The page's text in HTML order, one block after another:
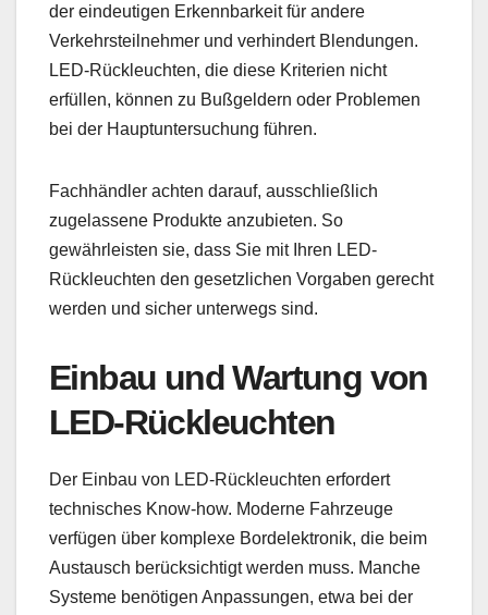
der eindeutigen Erkennbarkeit für andere
Verkehrsteilnehmer und verhindert Blendungen.
LED-Rückleuchten, die diese Kriterien nicht
erfüllen, können zu Bußgeldern oder Problemen
bei der Hauptuntersuchung führen.
Fachhändler achten darauf, ausschließlich
zugelassene Produkte anzubieten. So
gewährleisten sie, dass Sie mit Ihren LED-
Rückleuchten den gesetzlichen Vorgaben gerecht
werden und sicher unterwegs sind.
Einbau und Wartung von
LED-Rückleuchten
Der Einbau von LED-Rückleuchten erfordert
technisches Know-how. Moderne Fahrzeuge
verfügen über komplexe Bordelektronik, die beim
Austausch berücksichtigt werden muss. Manche
Systeme benötigen Anpassungen, etwa bei der